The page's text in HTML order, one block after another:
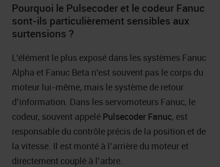
Pourquoi le Pulsecoder et le codeur Fanuc
sont-ils particulièrement sensibles aux
surtensions ?
L’élément le plus exposé dans les systèmes Fanuc
Alpha et Fanuc Beta n’est souvent pas le corps du
moteur lui-même, mais le système de retour
d’information. Dans les servomoteurs Fanuc, le
codeur, souvent appelé Pulsecoder Fanuc, est
responsable du contrôle précis de la position et de
la vitesse. Il est monté à l’arrière du moteur et
directement couplé à l’arbre.